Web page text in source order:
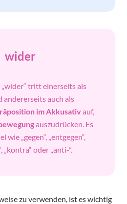
wider
tritt einerseits als
andererseits auch als
im Akkusativauf,
auszudrücken. Es
wie „gegen“, „entgegen“,
„kontra“ oder „anti-”.
zu verwenden, ist es wichtig